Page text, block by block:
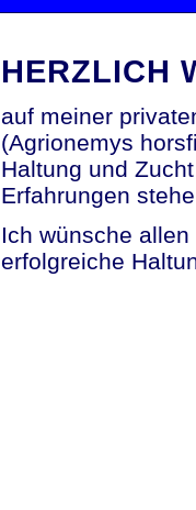
HERZLICH
auf meiner
(Agrionemys
Haltung und
Erfahrungen
Ich wünsche
erfolgreiche